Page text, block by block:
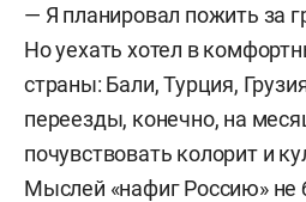
— Я планировал пожить за
Но уехать хотел в
страны: Бали, Турция,
переезды, конечно, на
почувствовать колорит и
Мыслей «нафиг Россию» не